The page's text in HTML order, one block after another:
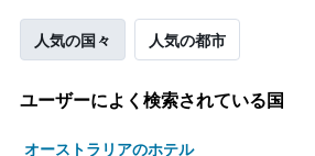
人気の国々 人気の都市
ユーザーによく検索されている国
オーストラリアのホテル